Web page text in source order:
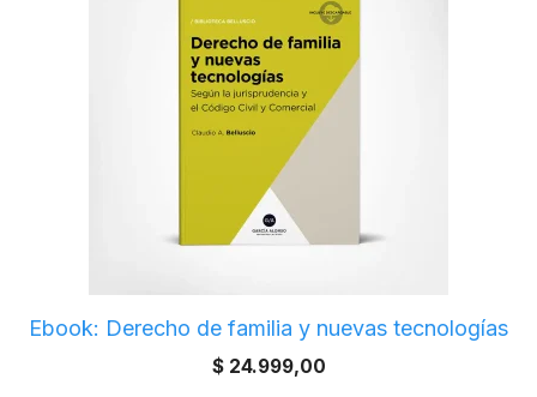
Ebook: Derecho de familia y nuevas tecnologías
$24.999,00